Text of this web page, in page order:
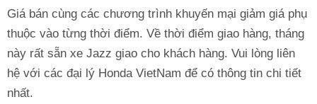
Giá bán cùng các chương trình khuyến mại giảm giá phụ
thuộc vào từng thời điểm. Về thời điểm giao hàng, tháng
này rất sẵn xe Jazz giao cho khách hàng. Vui lòng liên
hệ với các đại lý Honda VietNam để có thông tin chi tiết
nhất.